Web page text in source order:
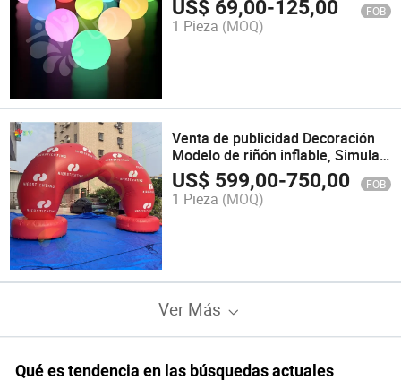
de la Tierra con luz LED
US$ 69,00-125,00 FOB
1 Pieza (MOQ)
Venta de publicidad Decoración
Modelo de riñón inflable, Simular
órgano corporal inflable globo de
pulmón
US$ 599,00-750,00 FOB
1 Pieza (MOQ)
Ver Más
Qué es tendencia en las búsquedas actuales